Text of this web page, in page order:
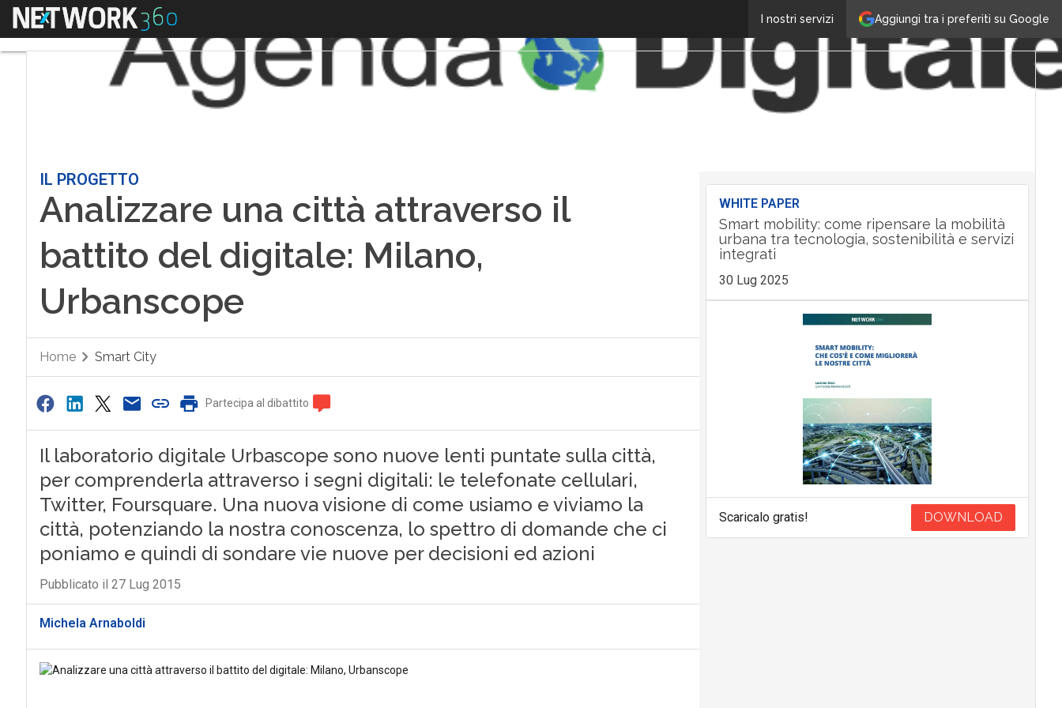
Aggiungi tra i preferiti su Google
I nostri servizi
Menu
IL PROGETTO
Analizzare una città attraverso il
battito del digitale: Milano,
Urbanscope
Home Smart City
Partecipa al dibattito
Il laboratorio digitale Urbascope sono nuove lenti puntate sulla città,
per comprenderla attraverso i segni digitali: le telefonate cellulari,
Twitter, Foursquare. Una nuova visione di come usiamo e viviamo la
città, potenziando la nostra conoscenza, lo spettro di domande che ci
poniamo e quindi di sondare vie nuove per decisioni ed azioni
Pubblicato il 27 Lug 2015
Michela Arnaboldi
WHITE PAPER
Smart mobility: come ripensare la mobilità
urbana tra tecnologia, sostenibilità e servizi
integrati
30 Lug 2025
Scaricalo gratis! DOWNLOAD